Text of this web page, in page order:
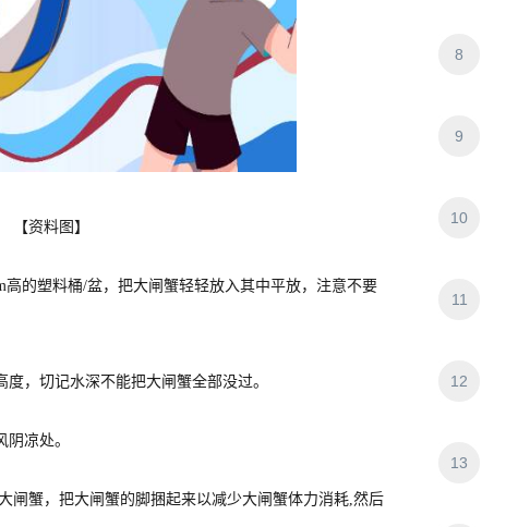
【资料图】
塑料桶/盆，把大闸蟹轻轻放入其中平放，注意不要
切记水深不能把大闸蟹全部没过。
凉处。
，把大闸蟹的脚捆起来以减少大闸蟹体力消耗,然后
8
9
10
11
12
13